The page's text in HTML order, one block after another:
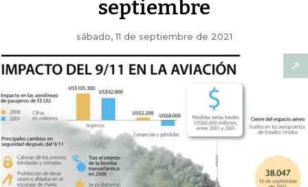
septiembre
sábado, 11 de septiembre de 2021